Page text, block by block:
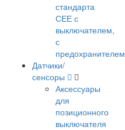
стандарта
СЕЕ с
выключателем,
с
предохранителем
Датчики/
сенсоры
Аксессуары
для
позиционного
выключателя